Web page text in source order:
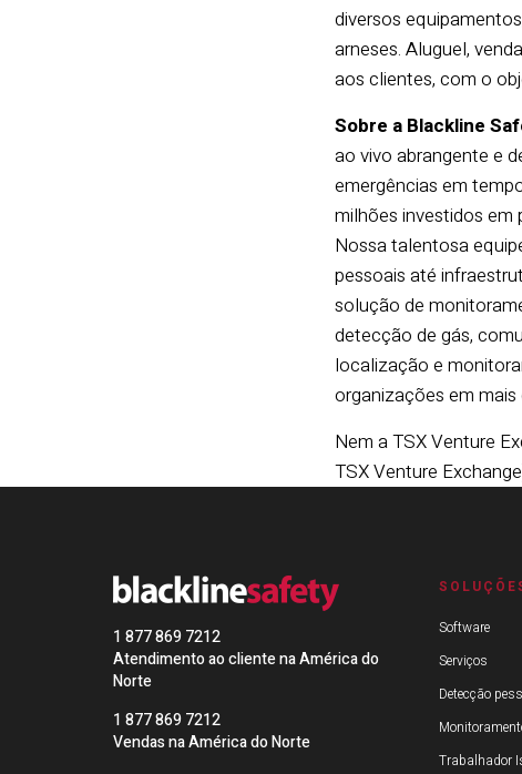
diversos
arneses. Aluguel,
aos clientes, com o
Sobre a Blackline
ao vivo abrangente e
emergências em
milhões investidos em
Nossa talentosa
pessoais até
solução de
detecção de gás,
localização e
organizações em
Nem a TSX Venture
TSX Venture
1 877 869 7212
Atendimento ao cliente na América do
Norte
1 877 869 7212
Vendas na América do Norte
Software
Serviços
Detecção
Trabalhador